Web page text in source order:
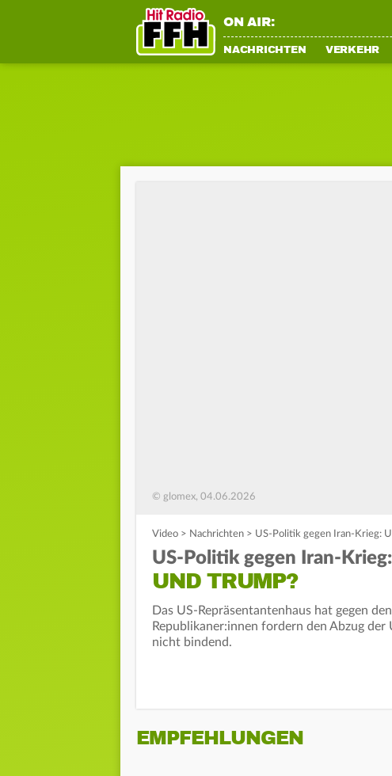
ON AIR:
NACHRICHTEN VERKEHR
© glomex, 04.06.2026
Video > Nachrichten > US-Politik gegen Iran-Krieg:
US-Politik gegen Iran-Krieg:
UND TRUMP?
Das US-Repräsentantenhaus hat gegen
Republikaner:innen fordern den Abzug
nicht bindend.
EMPFEHLUNGEN